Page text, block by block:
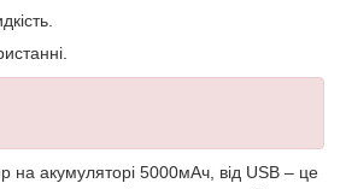
на акумуляторі 5000мАч, від USB – це